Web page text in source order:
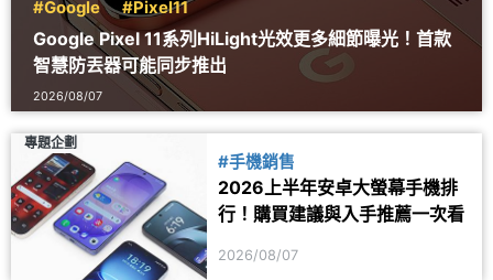
#Google #Pixel11
Google Pixel 11系列HiLight光效更多細節曝光！首款
智慧防丟器可能同步推出
2026/08/07
專題企劃
#手機銷售
2026上半年安卓大螢幕手機排
行！購買建議與入手推薦一次看
2026/08/07